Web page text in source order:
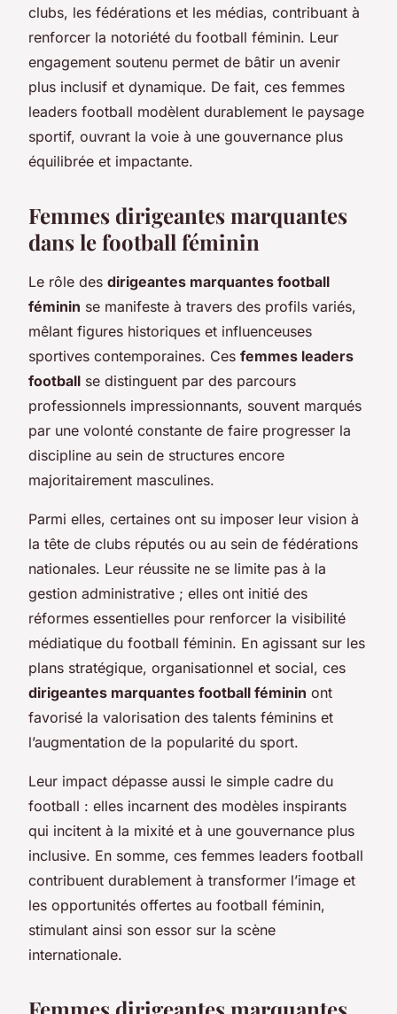
clubs, les fédérations et les médias, contribuant à
renforcer la notoriété du football féminin. Leur
engagement soutenu permet de bâtir un avenir
plus inclusif et dynamique. De fait, ces femmes
leaders football modèlent durablement le paysage
sportif, ouvrant la voie à une gouvernance plus
équilibrée et impactante.
Femmes dirigeantes marquantes
dans le football féminin
Le rôle des dirigeantes marquantes football
féminin se manifeste à travers des profils variés,
mêlant figures historiques et influenceuses
sportives contemporaines. Ces femmes leaders
football se distinguent par des parcours
professionnels impressionnants, souvent marqués
par une volonté constante de faire progresser la
discipline au sein de structures encore
majoritairement masculines.
Parmi elles, certaines ont su imposer leur vision à
la tête de clubs réputés ou au sein de fédérations
nationales. Leur réussite ne se limite pas à la
gestion administrative ; elles ont initié des
réformes essentielles pour renforcer la visibilité
médiatique du football féminin. En agissant sur les
plans stratégique, organisationnel et social, ces
dirigeantes marquantes football féminin ont
favorisé la valorisation des talents féminins et
l’augmentation de la popularité du sport.
Leur impact dépasse aussi le simple cadre du
football : elles incarnent des modèles inspirants
qui incitent à la mixité et à une gouvernance plus
inclusive. En somme, ces femmes leaders football
contribuent durablement à transformer l’image et
les opportunités offertes au football féminin,
stimulant ainsi son essor sur la scène
internationale.